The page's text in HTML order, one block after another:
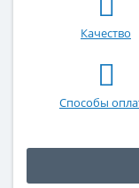
Качество
Способы